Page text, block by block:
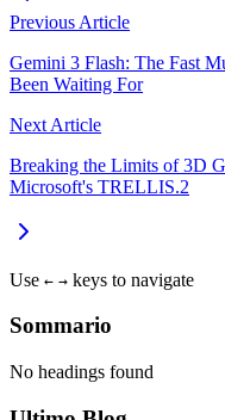
Previous Article
Gemini 3 Flash: The Fast
Been Waiting For
Next Article
Breaking the Limits of 3D
Microsoft's TRELLIS.2
Use ← → keys to navigate
Sommario
No headings found